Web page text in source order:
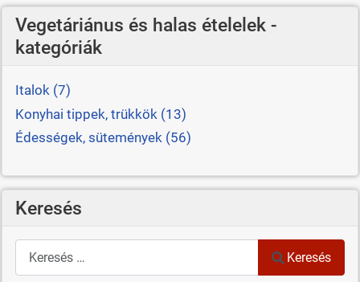
Vegetáriánus és halas ételelek -
kategóriák
Italok (7)
Konyhai tippek, trükkök (13)
Édességek, sütemények (56)
Keresés
Keresés
Keresés